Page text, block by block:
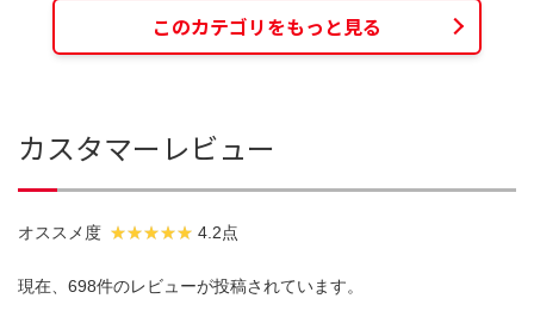
このカテゴリをもっと見る
カスタマーレビュー
オススメ度 4.2点
現在、698件のレビューが投稿されています。